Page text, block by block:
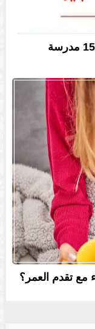
مدارس التمريض في الجيزة 2026.. 15 مدرسة
مع تقدم العمر؟